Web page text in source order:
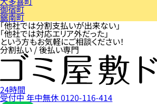
御宿町
鋸南町
「他社では分割支払いが出来ない」
「他社では対応エリア外だった」
という方もお気軽にご相談ください！
分割払い / 後払い専門
24時間
受付中年中無休0120-116-414